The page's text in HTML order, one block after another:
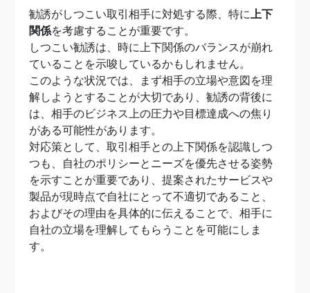
勧誘がしつこい取引相手に対処する際、特に
上下
関係を考慮することが重要です。
しつこい勧誘は、時に上下関係のバランスが崩れ
ていることを示唆しているかもしれません。
このような状況では、まず相手の立場や意図を理
解しようとすることが大切であり、勧誘の背後に
は、相手のビジネス上の圧力や目標達成への焦り
がある可能性があります。
対応策として、取引相手との上下関係を認識しつ
つも、自社のポリシーとニーズを優先させる姿勢
を示すことが重要であり、提案されたサービスや
製品が現時点で自社にとって不適切であること、
およびその理由を具体的に伝えることで、相手に
自社の立場を理解してもらうことを可能にしま
す。